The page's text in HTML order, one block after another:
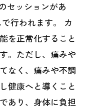
セッションがあ
行われます。 カ
を正常化すること
。ただし、痛みや
なく、痛みや不調
健康へと導くこと
あり、身体に負担